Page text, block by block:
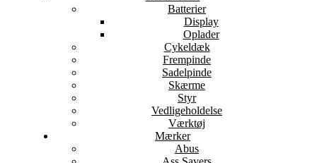
Batterier
Display
Oplader
Cykeldæk
Frempinde
Sadelpinde
Skærme
Styr
Vedligeholdelse
Værktøj
Mærker
Abus